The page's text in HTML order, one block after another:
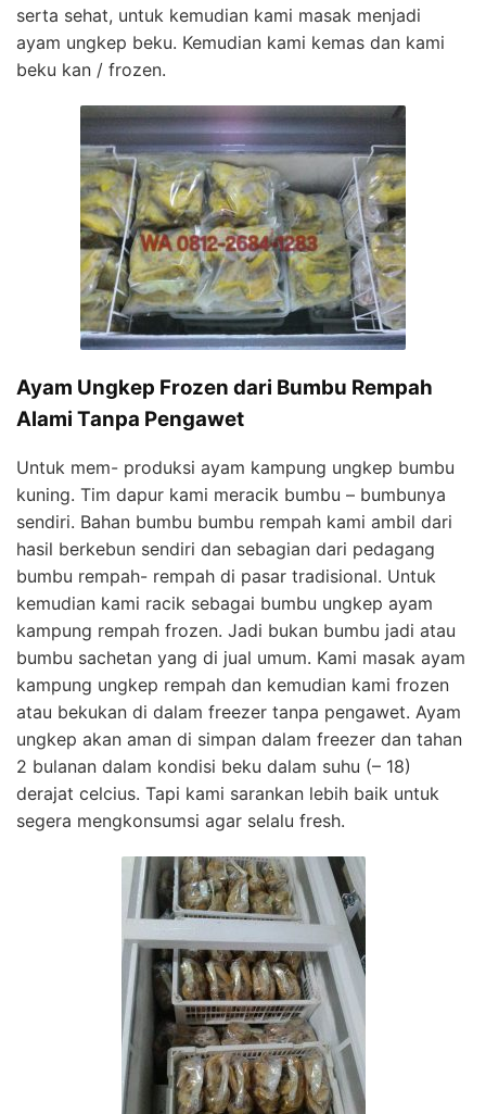
serta sehat, untuk kemudian kami masak menjadi
ayam ungkep beku. Kemudian kami kemas dan kami
beku kan / frozen.
Ayam Ungkep Frozen dari Bumbu Rempah
Alami Tanpa Pengawet
Untuk mem- produksi ayam kampung ungkep bumbu
kuning. Tim dapur kami meracik bumbu – bumbunya
sendiri. Bahan bumbu bumbu rempah kami ambil dari
hasil berkebun sendiri dan sebagian dari pedagang
bumbu rempah- rempah di pasar tradisional. Untuk
kemudian kami racik sebagai bumbu ungkep ayam
kampung rempah frozen. Jadi bukan bumbu jadi atau
bumbu sachetan yang di jual umum. Kami masak ayam
kampung ungkep rempah dan kemudian kami frozen
atau bekukan di dalam freezer tanpa pengawet. Ayam
ungkep akan aman di simpan dalam freezer dan tahan
2 bulanan dalam kondisi beku dalam suhu (– 18)
derajat celcius. Tapi kami sarankan lebih baik untuk
segera mengkonsumsi agar selalu fresh.